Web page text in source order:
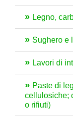
Legno,
Sughero e
Lavori di
Paste di
cellulosiche;
o rifiuti)